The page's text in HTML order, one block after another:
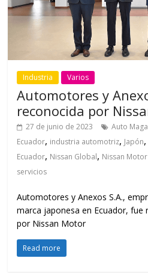
Industria Varios
Automotores y
reconocida por
27 de junio de 2023 Auto
Ecuador, industria automotriz, Japón,
Ecuador, Nissan Global, Nissan
servicios
Automotores y Anexos S.A.,
marca japonesa en Ecuador, fue
por Nissan Motor
Read more